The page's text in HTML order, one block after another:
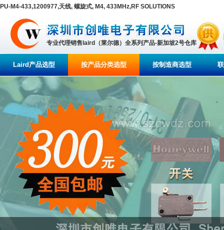
PU-M4-433,1200977,天线, 螺旋式, M4, 433MHz,RF SOLUTIONS
专业代理销售laird（莱尔德）全系列产品-新加坡2号仓库
Laird产品选型 按产品分类选型 按制造商选型